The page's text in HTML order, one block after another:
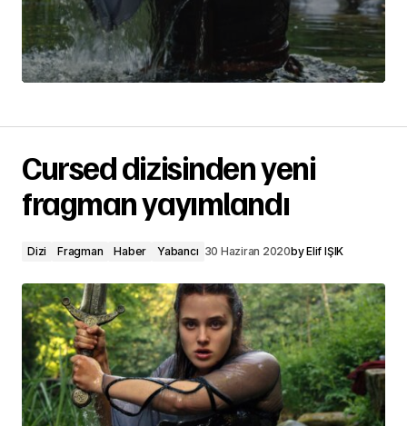
Cursed dizisinden yeni
fragman yayımlandı
Dizi Fragman Haber Yabancı 30 Haziran 2020byElif IŞIK